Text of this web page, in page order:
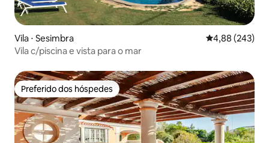
Vila ⋅ Sesimbra 4,88 de uma
4,88 (243)
Vila c/piscina e vista para o mar
Preferido dos hóspedes
Preferido dos hóspedes